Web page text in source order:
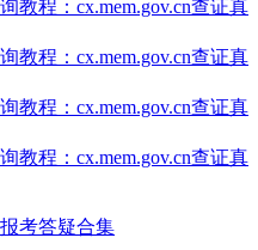
考答疑合集